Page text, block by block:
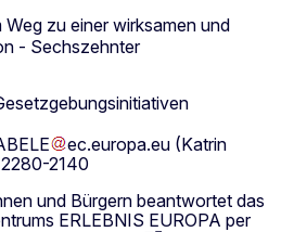
Weg zu einer wirksamen und
- Sechszehnter
ec.europa.eu (Katrin
2140
und Bürgern beantwortet das
ERLEBNIS EUROPA per